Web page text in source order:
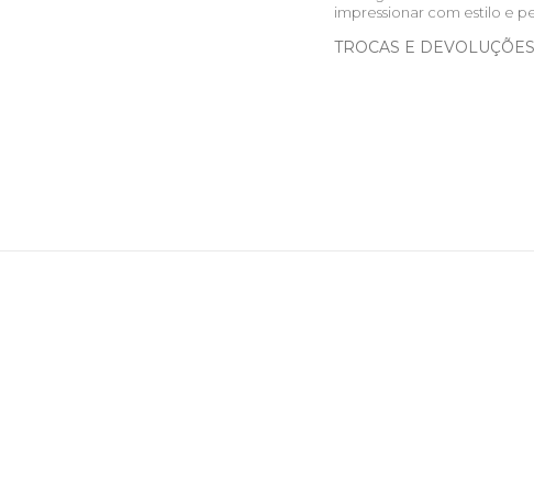
impressionar com estilo e
TROCAS E DEVOLUÇÕES